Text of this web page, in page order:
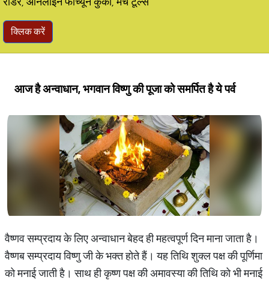
क्लिक करें
आज है अन्वाधान, भगवान विष्णु की पूजा को समर्पित है ये पर्व
वैष्णव सम्प्रदाय के लिए अन्वाधान बेहद ही महत्वपूर्ण दिन माना जाता है।
वैष्णब सम्प्रदाय विष्णु जी के भक्त होते हैं। यह तिथि शुक्ल पक्ष की पूर्णिमा
को मनाई जाती है। साथ ही कृष्ण पक्ष की अमावस्या की तिथि को भी मनाई